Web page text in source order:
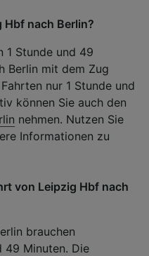
Hbf nach Berlin?
1 Stunde und 49
Berlin mit dem Zug
nur 1 Stunde und
können Sie auch den
nehmen. Nutzen Sie
Informationen zu
von Leipzig Hbf nach
brauchen
49 Minuten. Die